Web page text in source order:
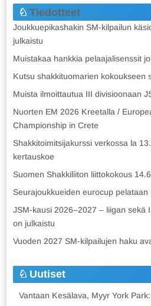
Tiedotteet
Joukkuepikashakin SM-kilpailun
julkaistu
Muistakaa hankkia pelaajalisenssit
Kutsu shakkituomarien kokoukseen
Muista ilmoittautua III divisioonaan
Nuorten EM 2026 Kreetalla /
Championship in Crete
Shakkitoimitsijakurssi verkossa la
kertauskoe
Suomen Shakkiliiton liittokokous
Seurajoukkueiden eurocup pelataan
JSM-kausi 2026–2027 – liigan sekä
on julkaistu
Vuoden 2027 SM-kilpailujen haku
Uutiset
Vantaan Kesälava, Myyr York